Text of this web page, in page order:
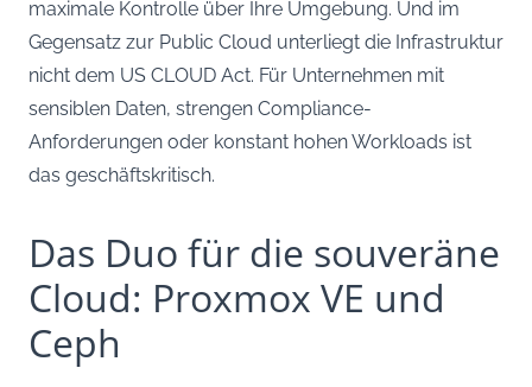
maximale Kontrolle über Ihre Umgebung. Und im
Gegensatz zur Public Cloud unterliegt die Infrastruktur
nicht dem US CLOUD Act. Für Unternehmen mit
sensiblen Daten, strengen Compliance-
Anforderungen oder konstant hohen Workloads ist
das geschäftskritisch.
Das Duo für die souveräne
Cloud: Proxmox VE und
Ceph